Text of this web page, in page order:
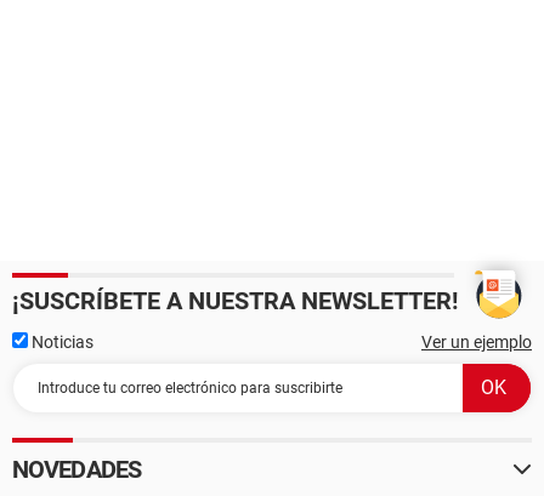
¡SUSCRÍBETE A NUESTRA NEWSLETTER!
Noticias Ver un ejemplo
NOVEDADES